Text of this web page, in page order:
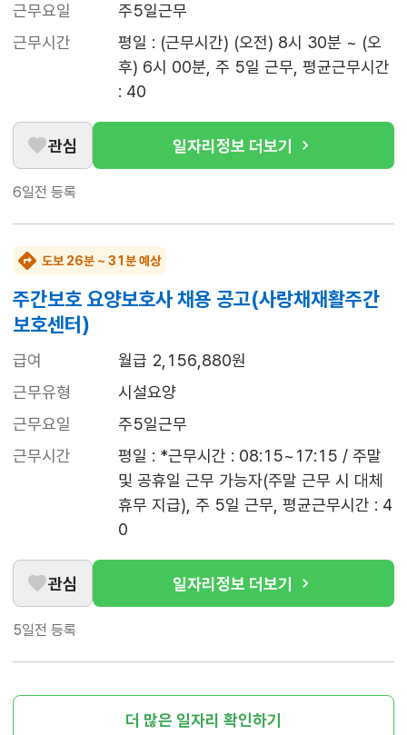
근무요일
주5일근무
근무시간
평일 : (근무시간) (오전) 8시 30분 ~ (오
후) 6시 00분, 주 5일 근무, 평균근무시간
: 40
관심 일자리정보 더보기
6일전 등록
도보 26분 ~ 31분 예상
주간보호 요양보호사 채용 공고(사랑채재활주간
보호센터)
급여
월급 2,156,880원
근무유형
시설요양
근무요일
주5일근무
근무시간
평일 : *근무시간 : 08:15~17:15 / 주말
및 공휴일 근무 가능자(주말 근무 시 대체
휴무 지급), 주 5일 근무, 평균근무시간 : 4
0
관심 일자리정보 더보기
5일전 등록
더 많은 일자리 확인하기